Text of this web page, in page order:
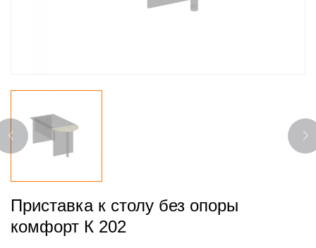
Приставка к столу без опоры
комфорт К 202